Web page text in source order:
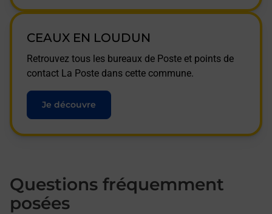
CEAUX EN LOUDUN
Retrouvez tous les bureaux de Poste et points de
contact La Poste dans cette commune.
Je découvre
Questions fréquemment
posées